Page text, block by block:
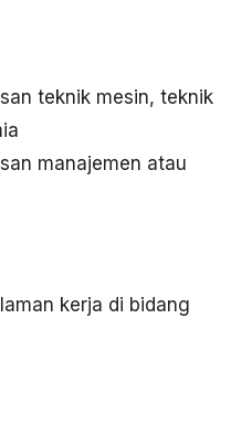
teknik mesin, teknik
manajemen atau
kerja di bidang